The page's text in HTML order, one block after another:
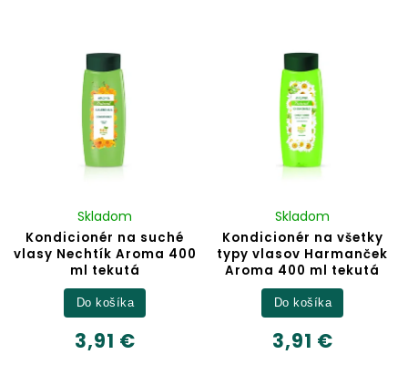
Kondicionér na suché
vlasy Nechtík Aroma 400
ml tekutá
Skladom
3,91 €
Do košíka
Kondicionér na všetky
typy vlasov Harmanček
Aroma 400 ml tekutá
Skladom
3,91 €
Do košíka